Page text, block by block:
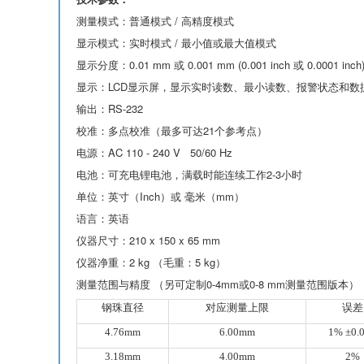
测量模式：普通模式 / 高精度模式
显示模式：实时模式 / 最小值或最大值模式
显示分度：0.01 mm 或 0.001 mm (0.001 inch 或 0.0001 inch)
显示：LCD显示屏，显示实时读数、最小读数、报警状态和数
输出：RS-232
校准：多点校准（最多可达21个参考点）
电源：AC 110 - 240 V 50/60 Hz
电池：可充电锂电池，满载时能连续工作2-3小时
单位：英寸（Inch）或 毫米（mm）
语言：英语
仪器尺寸：210 x 150 x 65 mm
仪器净重：2 kg （毛重：5 kg）
测量范围与精度 （另可定制0-4mm或0-8 mm测量范围版本）
钢珠直径 对应测量上限
误差
4.76mm
6.00mm
1%
3.18mm
4.00mm
2%